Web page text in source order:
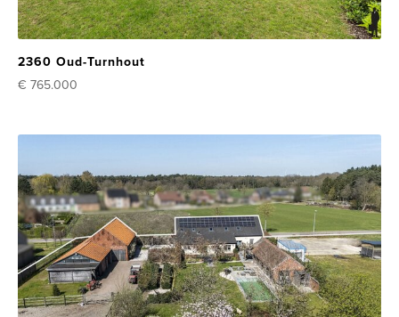
2360 Oud-Turnhout
€ 765.000